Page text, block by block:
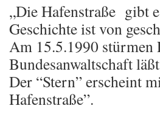
„Die Hafenstraße gibt
Geschichte ist von
Am 15.5.1990 stürmen
Bundesanwaltschaft
Der “Stern” erscheint
Hafenstraße”.